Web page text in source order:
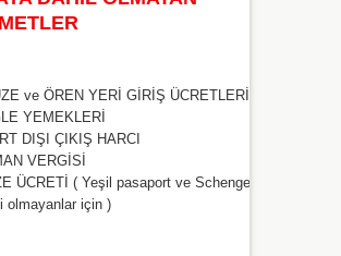
ve ÖREN YERİ GİRİŞ ÜCRETLERİ
YEMEKLERİ
DIŞI ÇIKIŞ HARCI
VERGİSİ
ÜCRETİ ( Yeşil pasaport ve Schengen
olmayanlar için )